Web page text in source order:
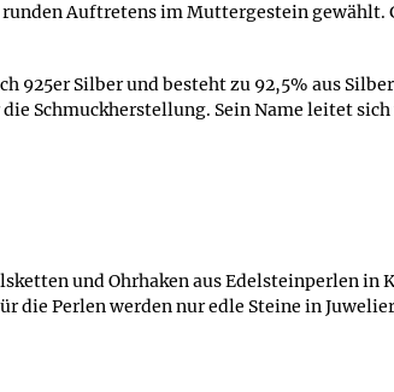
Auftretens im Muttergestein
925er Silber und besteht zu 92,5% aus
Schmuckherstellung. Sein Name leitet
und Ohrhaken aus Edelsteinperlen
die Perlen werden nur edle Steine in